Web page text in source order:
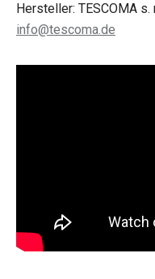
Hersteller: TESCOMA
info@tescoma.de